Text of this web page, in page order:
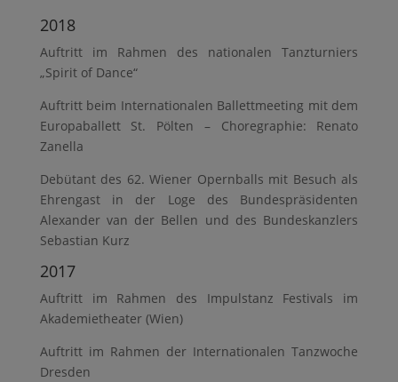
2018
Auftritt im Rahmen des nationalen Tanzturniers
„Spirit of Dance“
Auftritt beim Internationalen Ballettmeeting mit dem
Europaballett St. Pölten – Choregraphie: Renato
Zanella
Debütant des 62. Wiener Opernballs mit Besuch als
Ehrengast in der Loge des Bundespräsidenten
Alexander van der Bellen und des Bundeskanzlers
Sebastian Kurz
2017
Auftritt im Rahmen des Impulstanz Festivals im
Akademietheater (Wien)
Auftritt im Rahmen der Internationalen Tanzwoche
Dresden